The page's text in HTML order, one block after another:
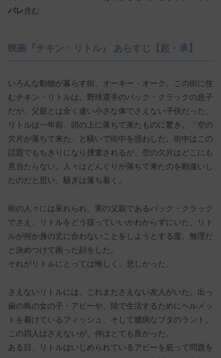
バレ含む
映画『チキン・リトル』 あらすじ【起・承】
いろんな動物が暮らす街、オーキー・オーク。この街に住
むチキン・リトルは、野球選手のバック・クラックの息子
だが、父親とは全く違い小さな体でさえない子供だった。
リトルは一年前、頭の上に落ちて来たものに驚き、「空の
欠片が落ちて来た」と騒いで街中を惑わした。街中はこの
話題でもちきりになり捜査されるが、空の欠片はどこにも
見当たらない。人々はどんぐりが落ちて来たのを勘違いし
たのだと思い、騒ぎは落ち着く。
街の人々には呆れられ、実の父親であるバック・クラック
でさえ、リトルをどう扱っていいかわからずにいた。リト
ルが何か身の丈に合わないことをしようとする度、無理だ
と決めつけて困った顔をした。
それがリトルにとっては悔しく、悲しかった。
さえないリトルには、これまたさえない友人がいた。出っ
歯の鳥の女の子・アビーや、陸で生活するためにヘルメッ
トを着けているフィッシュ、そして臆病なブタのラント。
この四人はさえないが、仲はとても良かった。
ある日、リトルはいじめられているアビーを庇って問題を